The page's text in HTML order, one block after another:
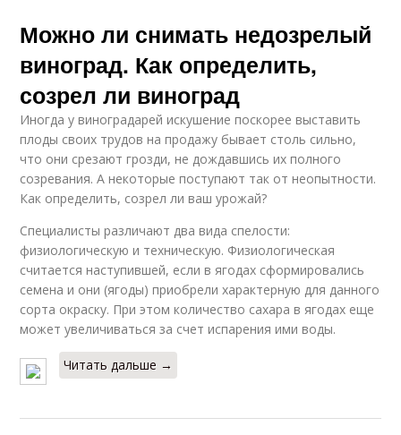
Можно ли снимать недозрелый
виноград. Как определить,
созрел ли виноград
Иногда у виноградарей искушение поскорее выставить
плоды своих трудов на продажу бывает столь сильно,
что они срезают грозди, не дождавшись их полного
созревания. А некоторые поступают так от неопытности.
Как определить, созрел ли ваш урожай?
Специалисты различают два вида спелости:
физиологическую и техническую. Физиологическая
считается наступившей, если в ягодах сформировались
семена и они (ягоды) приобрели характерную для данного
сорта окраску. При этом количество сахара в ягодах еще
может увеличиваться за счет испарения ими воды.
Читать дальше →